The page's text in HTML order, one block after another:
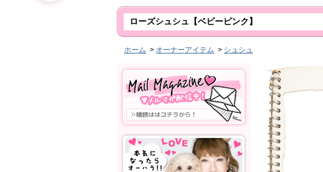
ローズシュシュ【ベビーピンク】
ホーム > オーナーアイテム > シュシュ